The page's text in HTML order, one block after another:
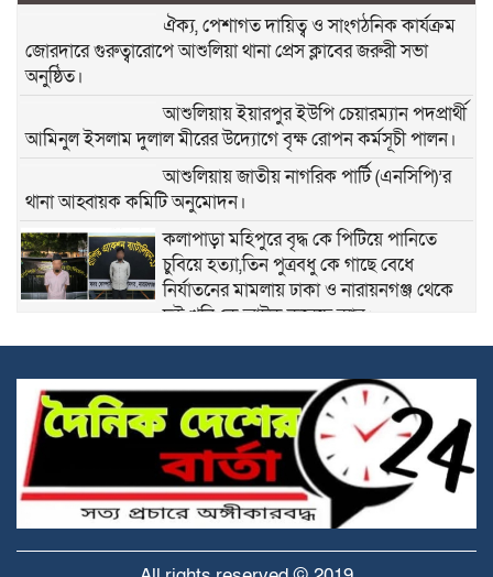
ঐক্য, পেশাগত দায়িত্ব ও সাংগঠনিক কার্যক্রম
জোরদারে গুরুত্বারোপে আশুলিয়া থানা প্রেস ক্লাবের জরুরী সভা
অনুষ্ঠিত।
আশুলিয়ায় ইয়ারপুর ইউপি চেয়ারম্যান পদপ্রার্থী
আমিনুল ইসলাম দুলাল মীরের উদ্যোগে বৃক্ষ রোপন কর্মসূচী পালন।
আশুলিয়ায় জাতীয় নাগরিক পার্টি (এনসিপি)’র
থানা আহ্বায়ক কমিটি অনুমোদন।
কলাপাড়া মহিপুরে বৃদ্ধ কে পিটিয়ে পানিতে
চুবিয়ে হত্যা,তিন পুত্রবধু কে গাছে বেধে
নির্যাতনের মামলায় ঢাকা ও নারায়নগঞ্জ থেকে
দুই খুনি কে আটক করেছে র‍্যাব।
জাতীয় স্মৃতিসৌধে বীর শহীদদের প্রতি শ্রদ্ধা
জানালেন ভারপ্রাপ্ত রাষ্ট্রপতি হাফিজ উদ্দিন
আহমেদ
আশুলিয়ায় অপপ্রচারের বিরুদ্ধে তিব্র নিন্দা
জানিয়েছেন জিয়া সাইবার ফোর্সের সাবেক
আহবায়ক দেলোয়ার হোসেন মীর।
মামলার প্রধান আসামি আশুলিয়া থেকে গ্রেপ্তার.